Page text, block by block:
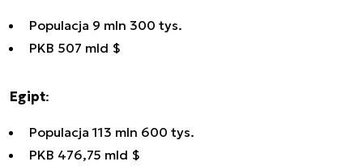
Populacja 9 mln 300 tys.
PKB 507 mld $
Egipt:
Populacja 113 mln 600 tys.
PKB 476,75 mld $